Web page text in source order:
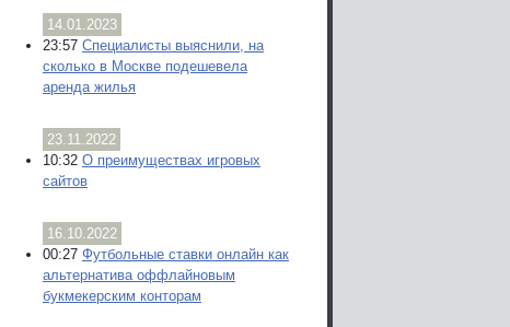
14.01.2023
23:57 Специалисты выяснили, на
сколько в Москве подешевела
аренда жилья
23.11.2022
10:32 О преимуществах игровых
сайтов
16.10.2022
00:27 Футбольные ставки онлайн как
альтернатива оффлайновым
букмекерским конторам